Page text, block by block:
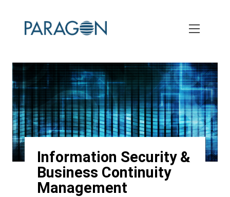
Information Security &
Business Continuity
Management